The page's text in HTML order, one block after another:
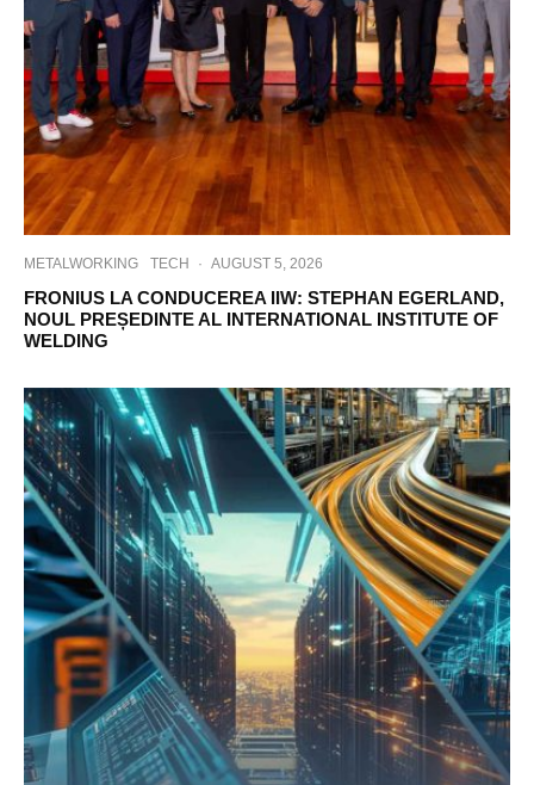
METALWORKING TECH · AUGUST 5, 2026
FRONIUS LA CONDUCEREA IIW: STEPHAN EGERLAND,
NOUL PREȘEDINTE AL INTERNATIONAL INSTITUTE OF
WELDING